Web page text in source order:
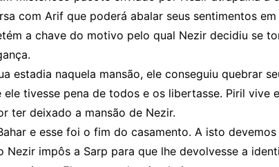
com Arif que poderá abalar seus sentimentos
a chave do motivo pelo qual Nezir decidiu se
estadia naquela mansão, ele conseguiu quebrar
ele tivesse pena de todos e os libertasse. Piril vive
ter deixado a mansão de Nezir.
e esse foi o fim do casamento. A isto
impôs a Sarp para que lhe devolvesse a